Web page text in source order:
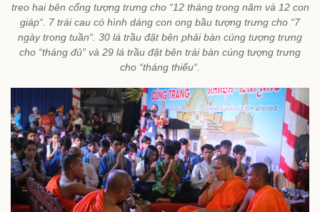
treo hai bên cổng tượng trưng cho “12 tháng trong năm và 12 con
giáp“. 7 trái cau có hình dáng con ong bầu tượng trưng cho “7
ngày trong tuần“. 30 lá trầu đặt bên phải bàn cúng tượng trưng
cho “tháng đủ” và 29 lá trầu đặt bên trái bàn cúng tượng trưng
cho “tháng thiếu“.